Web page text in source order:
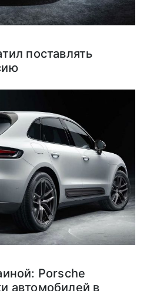
поставлять
Porsche
автомобилей в